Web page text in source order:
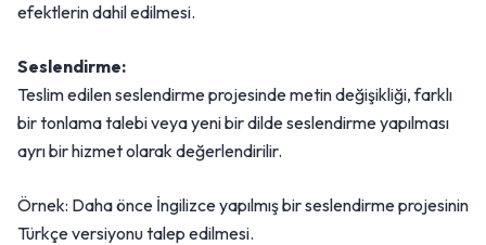
efektlerin dahil edilmesi.
Seslendirme:
Teslim edilen seslendirme projesinde metin değişikliği, farklı
bir tonlama talebi veya yeni bir dilde seslendirme yapılması
ayrı bir hizmet olarak değerlendirilir.
Örnek: Daha önce İngilizce yapılmış bir seslendirme projesinin
Türkçe versiyonu talep edilmesi.